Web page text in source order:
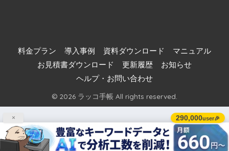
× 290,000user🎉
料金プラン 導入事例 資料ダウンロード
マニュアル
お見積書ダウンロード
更新履歴
お知らせ
ヘルプ・お問い合わせ
© 2026 ラッコ手帳 All rights reserved.